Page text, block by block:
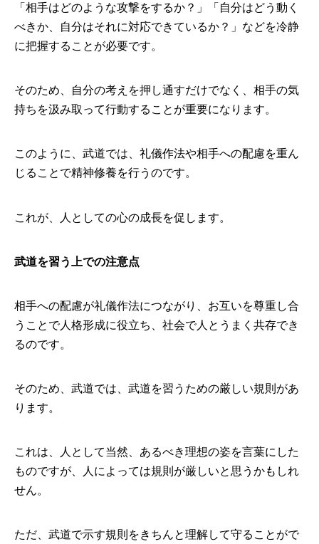
「相手はどのような攻撃をするか？」「自分はどう動く
べきか、自分はそれに対応できているか？」などを冷静
に把握することが必要です。
そのため、自分の考えを押し通すだけでなく、相手の気
持ちを汲み取って行動することが重要になります。
このように、武道では、礼儀作法や相手への配慮を重ん
じることで精神修養を行うのです。
これが、人としての心の成長を促します。
武道を習う上での注意点
相手への配慮が礼儀作法につながり、お互いを尊重し合
うことで人格形成に役立ち、社会で人とうまく共存でき
るのです。
そのため、武道では、武道を習うための厳しい規則があ
ります。
これは、人として当然、あるべき理想の姿を言葉にした
ものですが、人によっては規則が厳しいと思うかもしれ
せん。
ただ、武道で示す規則をきちんと理解して守ることがで